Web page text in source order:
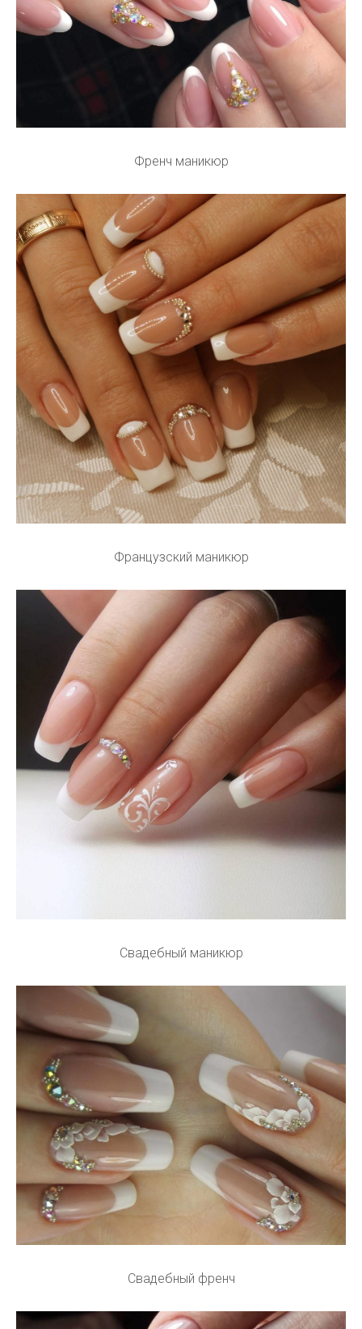
Френч маникюр
Французский маникюр
Свадебный маникюр
Свадебный френч